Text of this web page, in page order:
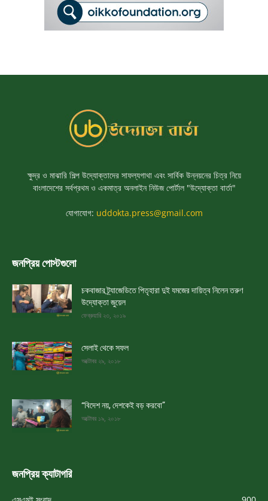
ক্ষুদ্র ও মাঝারি শিল্প উদ্যোক্তাদের সাফল্যগাথা এবং সার্বিক উন্নয়নের চিত্র নিয়ে
বাংলাদেশের সর্বপ্রথম ও একমাত্র অনলাইন নিউজ পোর্টাল "উদ্যোক্তা বার্তা"
যোগাযোগ: uddokta.press@gmail.com
জনপ্রিয় পোস্টগুলো
চকবাজার ট্র্যাজেডিতে পিতৃহারা দুই যমজের দায়িত্ব নিলেন তরুণ
উদ্যোক্তা জুয়েল
ফেব্রুয়ারি ২৩, ২০১৯
সেলাই থেকে সফল
অক্টোবর ২৯, ২০১৮
“বিদেশ নয়, দেশকেই বড় করবো”
অক্টোবর ১৯, ২০১৮
জনপ্রিয় ক্যাটাগরি